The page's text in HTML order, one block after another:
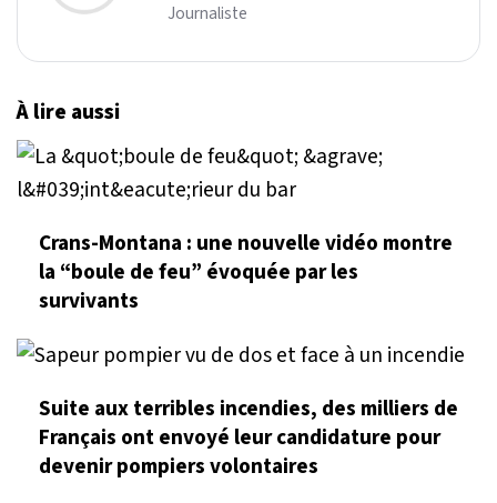
Journaliste
À lire aussi
Crans-Montana : une nouvelle vidéo montre
la “boule de feu” évoquée par les
survivants
Suite aux terribles incendies, des milliers de
Français ont envoyé leur candidature pour
devenir pompiers volontaires